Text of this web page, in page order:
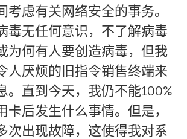
考虑有关网络安全的事务。
毒无任何意识，不了解病毒
为何有人要创造病毒，但我
人厌烦的旧指令销售终端来
。直到今天，我仍不能100%
卡后发生什么事情。但是，
次出现故障，这使得我对系